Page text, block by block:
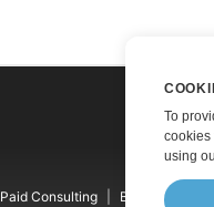
Paid Consulting Blog
To
cookies
using